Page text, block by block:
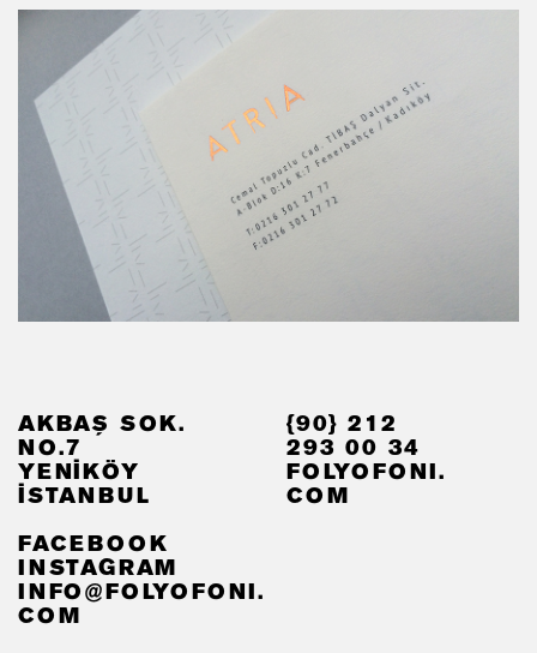
AKBAŞ SOK.
NO.7
YENİKÖY
İSTANBUL
{90} 212
293 00 34
FOLYOFONI.
COM
FACEBOOK
INSTAGRAM
INFO@FOLYOFONI.
COM